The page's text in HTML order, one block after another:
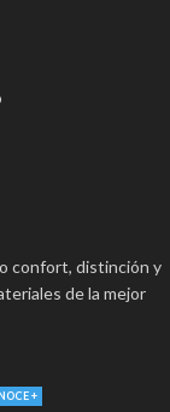
confort, distinción y
de la mejor
+